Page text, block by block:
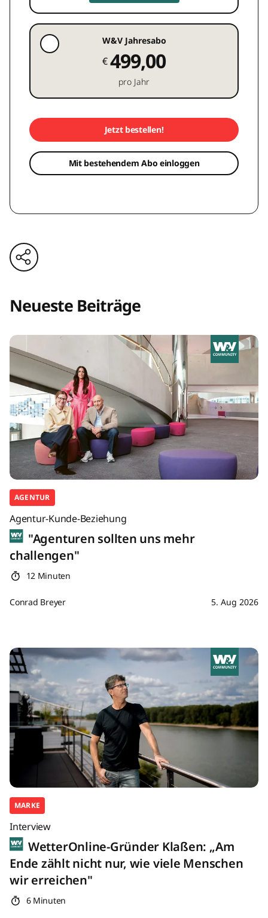
W&V Jahresabo
€499,00
pro Jahr
Jetzt bestellen!
Mit bestehendem Abo einloggen
Neueste Beiträge
AGENTUR
Agentur-Kunde-Beziehung
"Agenturen sollten uns mehr
challengen"
12 Minuten
Conrad Breyer 5. Aug 2026
MARKE
Interview
WetterOnline-Gründer Klaßen: „Am
Ende zählt nicht nur, wie viele Menschen
wir erreichen"
6 Minuten